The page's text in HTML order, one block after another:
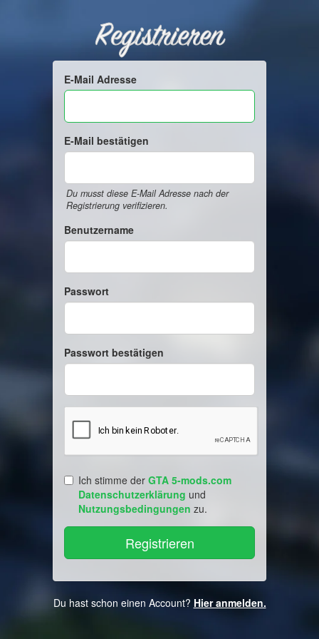
Registrieren
E-Mail Adresse
E-Mail bestätigen
Du musst diese E-Mail Adresse nach der
Registrierung verifizieren.
Benutzername
Passwort
Passwort bestätigen
Ich stimme der GTA 5-mods.com
Datenschutzerklärung und
Nutzungsbedingungen zu.
Du hast schon einen Account? Hier anmelden.